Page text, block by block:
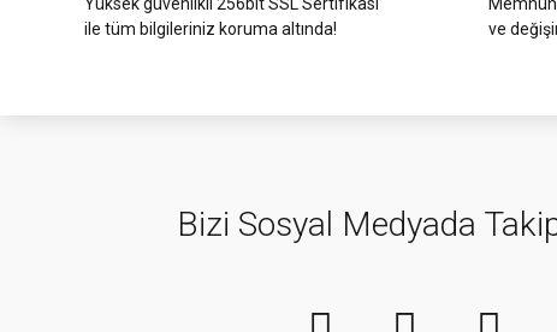
ile tüm bilgileriniz koruma altında!
ve
Bizi Sosyal Medyada